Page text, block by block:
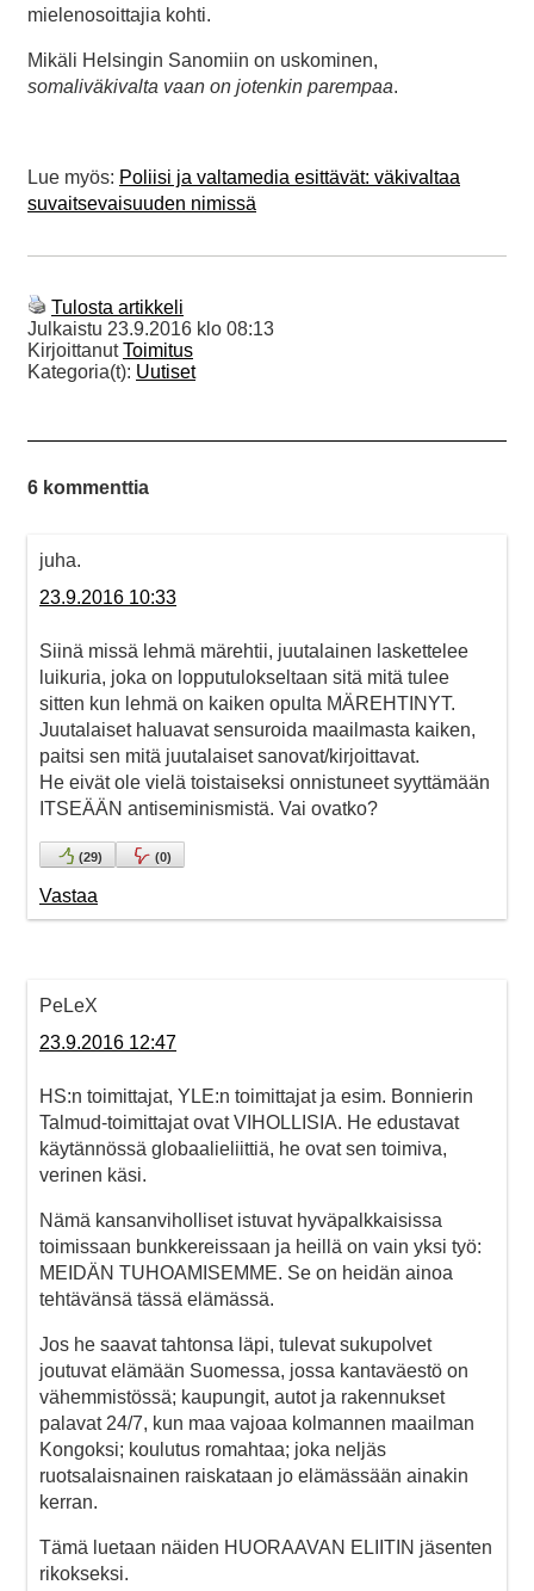
mielenosoittajia kohti.
Mikäli Helsingin Sanomiin on uskominen,
somaliväkivalta vaan on jotenkin parempaa.
Lue myös: Poliisi ja valtamedia esittävät: väkivaltaa
suvaitsevaisuuden nimissä
Tulosta artikkeli
Julkaistu 23.9.2016 klo 08:13
KirjoittanutToimitus
Kategoria(t): Uutiset
6 kommenttia
juha.
23.9.2016 10:33
Siinä missä lehmä märehtii, juutalainen laskettelee
luikuria, joka on lopputulokseltaan sitä mitä tulee
sitten kun lehmä on kaiken opulta MÄREHTINYT.
Juutalaiset haluavat sensuroida maailmasta kaiken,
paitsi sen mitä juutalaiset sanovat/kirjoittavat.
He eivät ole vielä toistaiseksi onnistuneet syyttämään
ITSEÄÄN antiseminismistä. Vai ovatko?
(29) (0)
Vastaa
PeLeX
23.9.2016 12:47
HS:n toimittajat, YLE:n toimittajat ja esim. Bonnierin
Talmud-toimittajat ovat VIHOLLISIA. He edustavat
käytännössä globaalieliittiä, he ovat sen toimiva,
verinen käsi.
Nämä kansanviholliset istuvat hyväpalkkaisissa
toimissaan bunkkereissaan ja heillä on vain yksi työ:
MEIDÄN TUHOAMISEMME. Se on heidän ainoa
tehtävänsä tässä elämässä.
Jos he saavat tahtonsa läpi, tulevat sukupolvet
joutuvat elämään Suomessa, jossa kantaväestö on
vähemmistössä; kaupungit, autot ja rakennukset
palavat 24/7, kun maa vajoaa kolmannen maailman
Kongoksi; koulutus romahtaa; joka neljäs
ruotsalaisnainen raiskataan jo elämässään ainakin
kerran.
Tämä luetaan näiden HUORAAVAN ELIITIN jäsenten
rikokseksi.